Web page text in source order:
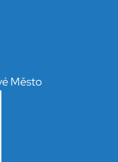
Město